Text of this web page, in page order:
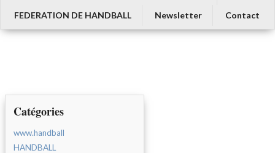
FEDERATION DE HANDBALL
Newsletter Contact
Catégories
www.handball
HANDBALL